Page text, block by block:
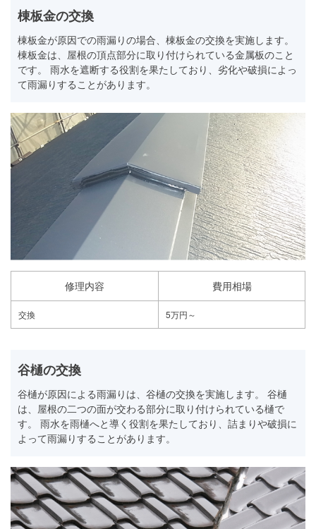
棟板金の交換
棟板金が原因での雨漏りの場合、棟板金の交換を実施します。
棟板金は、屋根の頂点部分に取り付けられている金属板のこと
です。 雨水を遮断する役割を果たしており、劣化や破損によっ
て雨漏りすることがあります。
修理内容 費用相場
交換 5万円～
谷樋の交換
谷樋が原因による雨漏りは、谷樋の交換を実施します。 谷樋
は、屋根の二つの面が交わる部分に取り付けられている樋で
す。 雨水を雨樋へと導く役割を果たしており、詰まりや破損に
よって雨漏りすることがあります。